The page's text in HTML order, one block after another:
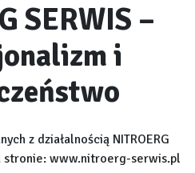
SERWIS –
i
z działalnością NITROERG
stronie: www.nitroerg-serwis.pl